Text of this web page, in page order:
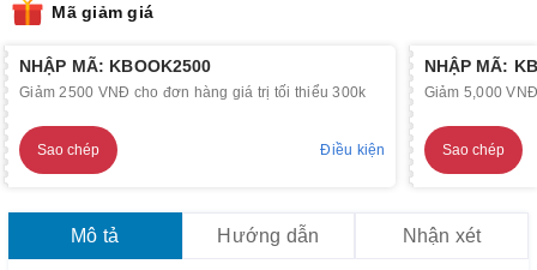
Mã giảm giá
NHẬP MÃ: KBOOK2500
Giảm 2500 VNĐ cho đơn hàng giá trị tối thiểu 300k
Sao chép Điều kiện
NHẬP MÃ:
Giảm 5,000
Sao chép
Mô tả Hướng dẫn Nhận xét